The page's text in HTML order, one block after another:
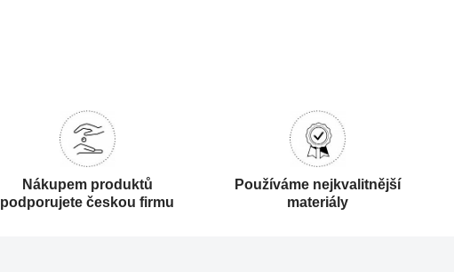
Nákupem produktů
podporujete českou firmu
Používáme nejkvalitnější
materiály